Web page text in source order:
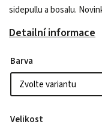
sidepullu a bosalu.
Detailní informace
Barva
Velikost